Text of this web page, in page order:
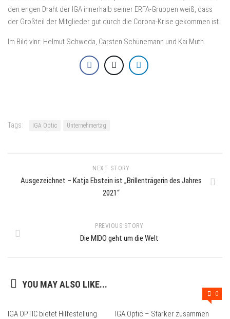
den engen Draht der IGA innerhalb seiner ERFA-Gruppen weiß, dass
der Großteil der Mitglieder gut durch die Corona-Krise gekommen ist.
Im Bild vlnr: Helmut Schweda, Carsten Schünemann und Kai Muth.
Tags: IGA Optic Unternehmertag
NEXT STORY
Ausgezeichnet – Katja Ebstein ist „Brillenträgerin des Jahres
2021“
PREVIOUS STORY
Die MIDO geht um die Welt
YOU MAY ALSO LIKE...
IGA OPTIC bietet Hilfestellung
0
IGA Optic – Stärker zusammen